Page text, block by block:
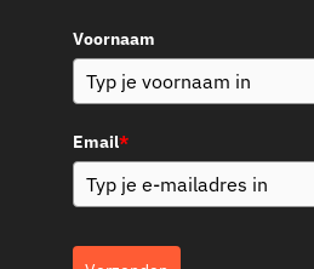
Voornaam
Email*